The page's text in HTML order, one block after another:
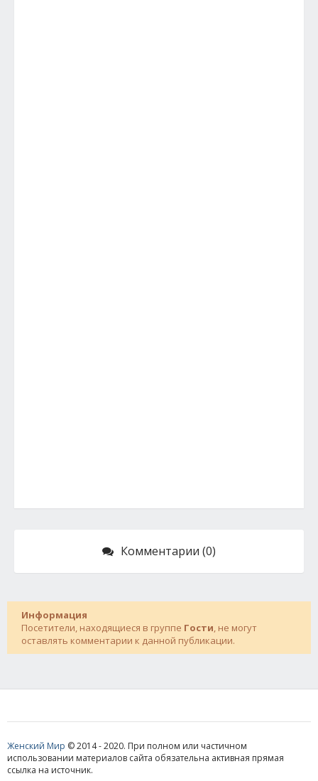
Комментарии (0)
Информация
Посетители, находящиеся в группе Гости, не могут
оставлять комментарии к данной публикации.
Женский Мир © 2014 - 2020. При полном или частичном
использовании материалов сайта обязательна активная прямая
ссылка на источник.